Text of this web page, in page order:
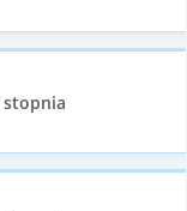
stopnia